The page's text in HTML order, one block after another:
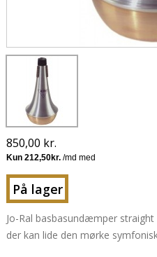
850,00 kr.
På lager
Jo-Ral basbasundæmper
der kan lide den mørke